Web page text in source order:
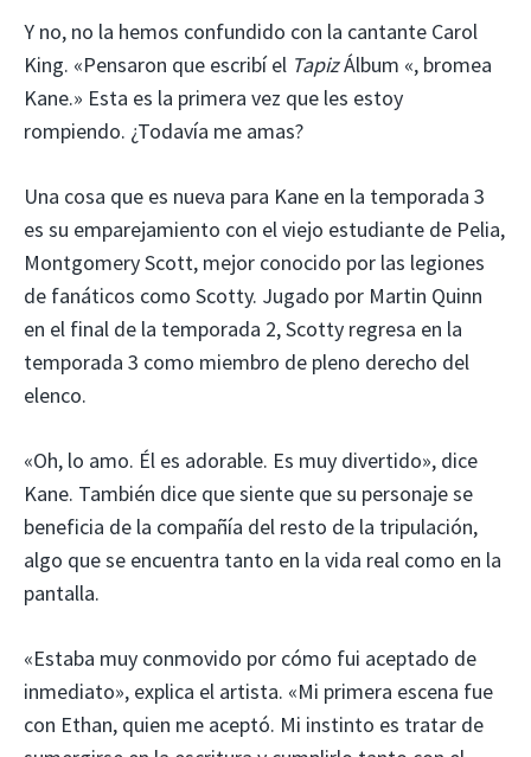
Y no, no la hemos confundido con la cantante Carol
King. «Pensaron que escribí el TapizÁlbum «, bromea
Kane.» Esta es la primera vez que les estoy
rompiendo. ¿Todavía me amas?
Una cosa que es nueva para Kane en la temporada 3
es su emparejamiento con el viejo estudiante de Pelia,
Montgomery Scott, mejor conocido por las legiones
de fanáticos como Scotty. Jugado por Martin Quinn
en el final de la temporada 2, Scotty regresa en la
temporada 3 como miembro de pleno derecho del
elenco.
«Oh, lo amo. Él es adorable. Es muy divertido», dice
Kane. También dice que siente que su personaje se
beneficia de la compañía del resto de la tripulación,
algo que se encuentra tanto en la vida real como en la
pantalla.
«Estaba muy conmovido por cómo fui aceptado de
inmediato», explica el artista. «Mi primera escena fue
con Ethan, quien me aceptó. Mi instinto es tratar de